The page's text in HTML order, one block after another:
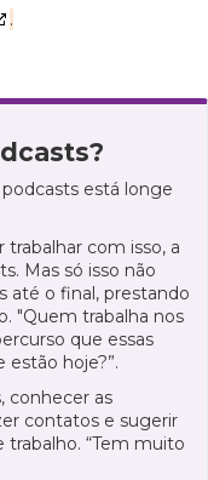
.
podcasts está longe
com isso, a
Mas só isso não
até o final, prestando
"Quem trabalha nos
que essas
estão hoje?”.
conhecer as
contatos e sugerir
“Tem muito